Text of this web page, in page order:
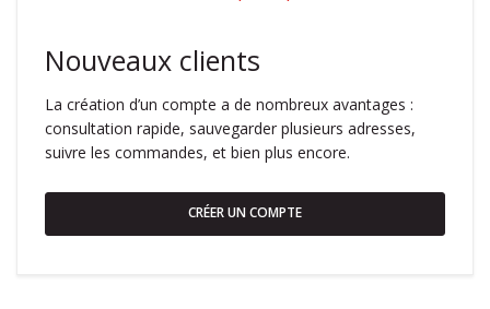
Nouveaux clients
La création d’un compte a de nombreux avantages :
consultation rapide, sauvegarder plusieurs adresses,
suivre les commandes, et bien plus encore.
CRÉER UN COMPTE